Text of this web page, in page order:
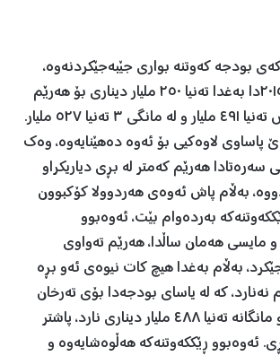
بودجه‌ كه‌وتنه‌ بواری جێبه‌جێكردنه‌وه‌،
به‌ڵام له‌مانگی ١ی ٢٠١٥دا به‌غدا ته‌نیا ٢٥٠ ملیار دیناری بۆ هه‌رێم
نارد، له‌مانگی (٢)یش ته‌نیا ٤٩١ ملیار و له‌ مانگی ٣ ته‌نیا ٥٢٧ ملیار. ‌
پاساوی لاوه‌كیی بۆ ئه‌وه‌ ده‌هێنایه‌وه،‌ وه‌ك
هه‌رێم كه‌متر له‌ بڕی دیاریكراو
به‌ڵام پاش ئه‌وه‌ی هه‌ردوولا كۆكبوون
به‌رده‌وام بێت، ئه‌وه‌بوو
و مایسی هه‌مان ساڵدا، هه‌رێم ته‌واوی
به‌ڵام به‌غدا هیچ كات نیوه‌ی ئه‌و بڕه‌
نه‌نارد، كه‌ له‌ یاسای بودجه‌دا بۆی ته‌رخان
كرابوو، به‌ڵكو بۆ ئه‌و مانگانه‌ ته‌نیا ٤٨٨ ملیار دیناری نارد، پاشتر‌
لێ بڕی. ئه‌وه‌بوو ڕێکكه‌وتنه‌كه‌ هه‌ڵوه‌شایه‌وه‌ و